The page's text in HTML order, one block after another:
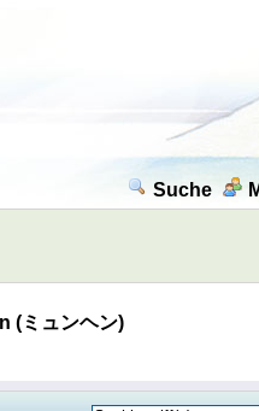
Suche
(ミュンヘン)